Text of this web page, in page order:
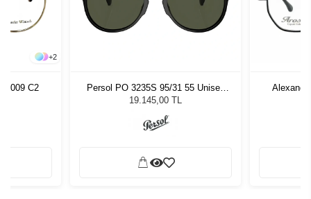
+2
C2
Persol PO 3235S 95/31 55 Unisex
Güneş Gözlüğü
19.145,00 TL